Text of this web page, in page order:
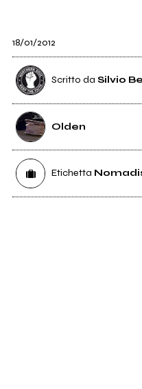
18/01/2012
Scritto da Silvio
Olden
Etichetta